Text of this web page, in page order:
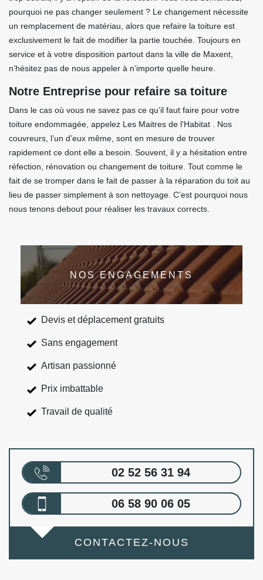
pourquoi ne pas changer seulement ? Le changement nécessite
un remplacement de matériau, alors que refaire la toiture est
exclusivement le fait de modifier la partie touchée. Toujours en
service et à votre disposition partout dans la ville de Maxent,
n’hésitez pas de nous appeler à n’importe quelle heure.
Notre Entreprise pour refaire sa toiture
Dans le cas où vous ne savez pas ce qu’il faut faire pour votre
toiture endommagée, appelez Les Maitres de l'Habitat . Nos
couvreurs, l’un d’eux même, sont en mesure de trouver
rapidement ce dont elle a besoin. Souvent, il y a hésitation entre
réfection, rénovation ou changement de toiture. Tout comme le
fait de se tromper dans le fait de passer à la réparation du toit au
lieu de passer simplement à son nettoyage. C’est pourquoi nous
nous tenons debout pour réaliser les travaux corrects.
NOS ENGAGEMENTS
Devis et déplacement gratuits
Sans engagement
Artisan passionné
Prix imbattable
Travail de qualité
02 52 56 31 94
06 58 90 06 05
CONTACTEZ-NOUS